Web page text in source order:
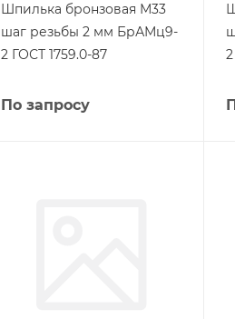
Шпилька бронзовая М33
шаг резьбы 2 мм БрАМц9-
2 ГОСТ 1759.0-87
По запросу